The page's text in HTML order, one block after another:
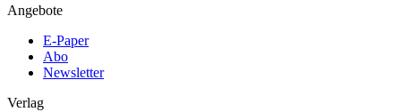
Angebote
E-Paper
Abo
Newsletter
Verlag